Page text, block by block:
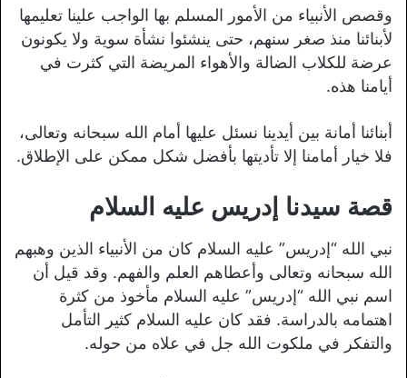
وقصص الأنبياء من الأمور المسلم بها الواجب علينا تعليمها
لأبنائنا منذ صغر سنهم، حتى ينشئوا نشأة سوية ولا يكونون
عرضة للكلاب الضالة والأهواء المريضة التي كثرت في
أيامنا هذه.
أبنائنا أمانة بين أيدينا نسئل عليها أمام الله سبحانه وتعالى،
فلا خيار أمامنا إلا تأديتها بأفضل شكل ممكن على الإطلاق.
قصة سيدنا إدريس عليه السلام
نبي الله “إدريس” عليه السلام كان من الأنبياء الذين وهبهم
الله سبحانه وتعالى وأعطاهم العلم والفهم. وقد قيل أن
اسم نبي الله “إدريس” عليه السلام مأخوذ من كثرة
اهتمامه بالدراسة. فقد كان عليه السلام كثير التأمل
والتفكر في ملكوت الله جل في علاه من حوله.